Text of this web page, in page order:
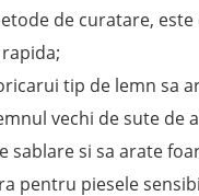
de curatare,
tip de lemn sa
vechi de sute de
sablare si sa arate
pentru piesele